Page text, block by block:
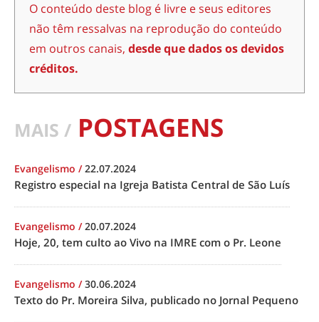
O conteúdo deste blog é livre e seus editores
não têm ressalvas na reprodução do conteúdo
em outros canais, desde que dados os devidos
créditos.
MAIS / POSTAGENS
Evangelismo /22.07.2024
Registro especial na Igreja Batista Central de São Luís
Evangelismo /20.07.2024
Hoje, 20, tem culto ao Vivo na IMRE com o Pr. Leone
Evangelismo /30.06.2024
Texto do Pr. Moreira Silva, publicado no Jornal Pequeno